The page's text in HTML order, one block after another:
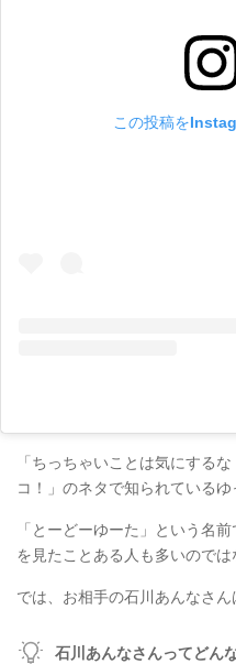
この投稿を
「ちっちゃいことは気にする
コ！」のネタで知られているゆ
「とーどーゆーた」という名
を見たことある人も多いのでは
では、お相手の石川あんなさ
石川あんなさんってどん